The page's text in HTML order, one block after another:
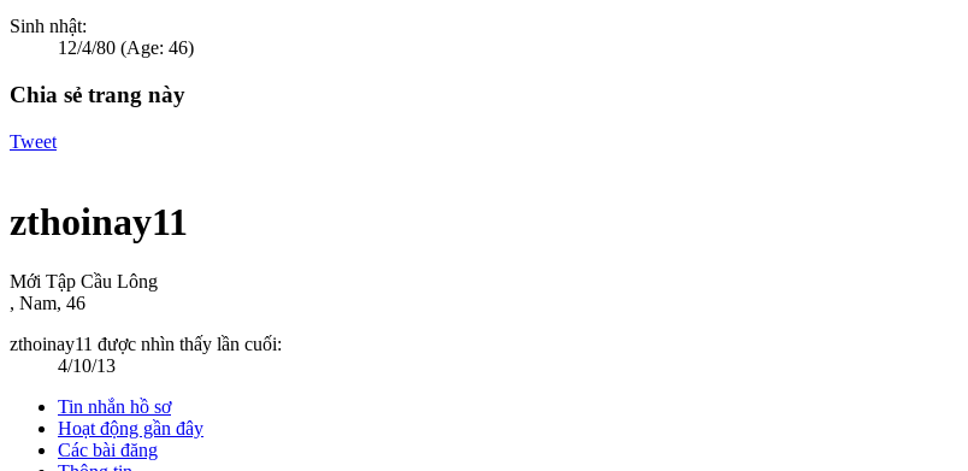
Sinh nhật:
12/4/80 (Age: 46)
Chia sẻ trang này
Tweet
zthoinay11
Mới Tập Cầu Lông
, Nam, 46
zthoinay11 được nhìn thấy lần cuối:
4/10/13
Tin nhắn hồ sơ
Hoạt động gần đây
Các bài đăng